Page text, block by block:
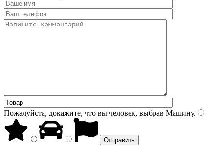
Пожалуйста, докажите, что вы человек, выбрав Машину.